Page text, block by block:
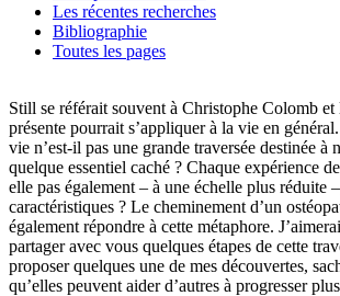
Les récentes recherches
Bibliographie
Toutes les pages
Still se référait souvent à Christophe Colomb et
présente pourrait s’appliquer à la vie en
vie n’est-il pas une grande traversée destinée à
quelque essentiel caché ? Chaque expérience
elle pas également – à une échelle plus réduite
caractéristiques ? Le cheminement d’un
également répondre à cette métaphore.
partager avec vous quelques étapes de cette
proposer quelques une de mes découvertes,
qu’elles peuvent aider d’autres à progresser